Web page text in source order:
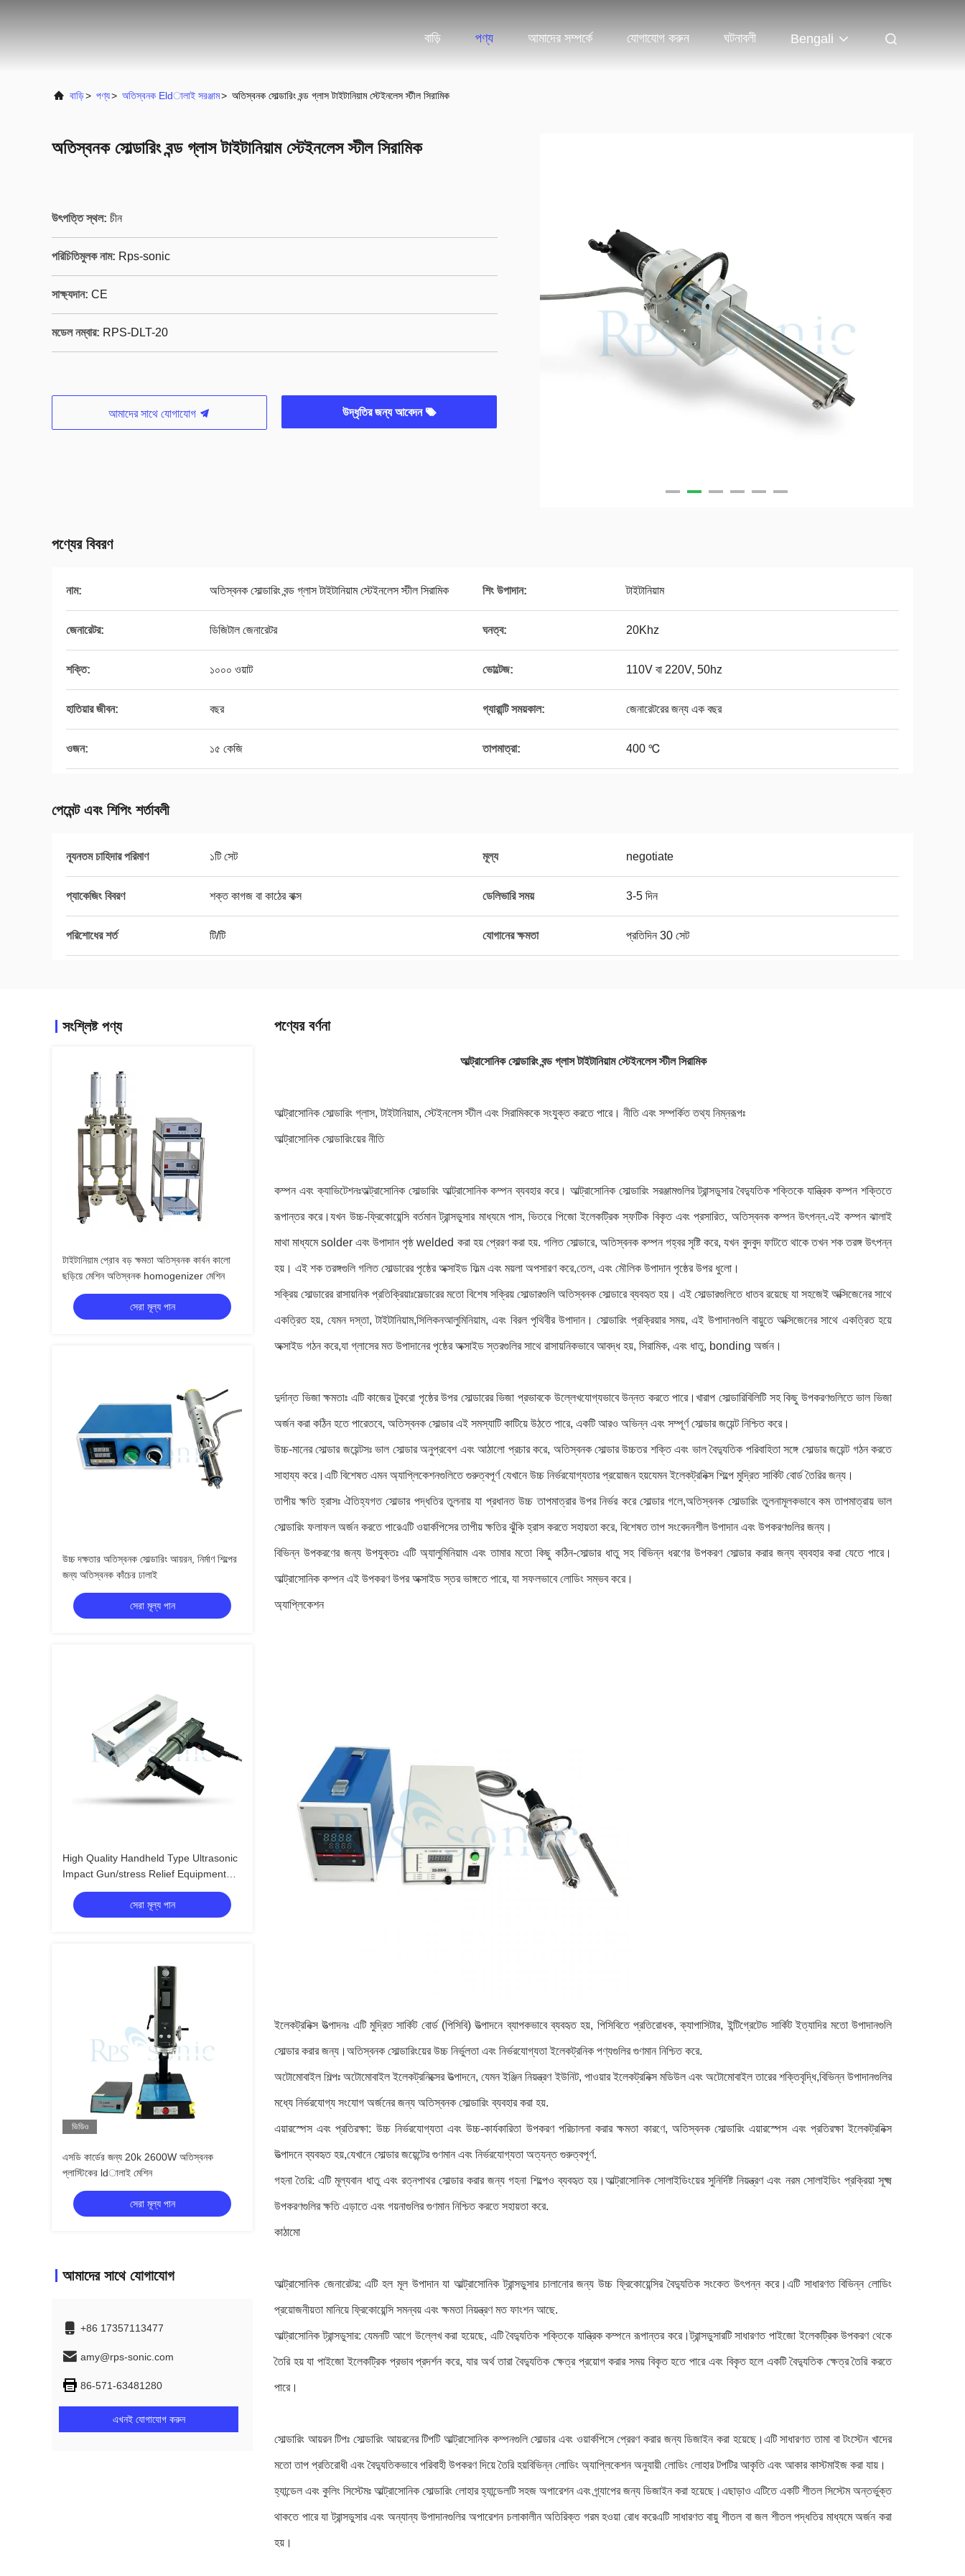
বাড়ি পণ্য আমাদের সম্পর্কে যোগাযোগ করুন ঘটনাবলী Bengali
বাড়ি> পণ্য> অতিস্বনক Eldালাই সরঞ্জাম> অতিস্বনক সোল্ডারিং বন্ড গ্লাস টাইটানিয়াম স্টেইনলেস স্টীল সিরামিক
অতিস্বনক সোল্ডারিং বন্ড গ্লাস টাইটানিয়াম স্টেইনলেস স্টীল সিরামিক
উৎপত্তি স্থল: চীন
পরিচিতিমুলক নাম: Rps-sonic
সাক্ষ্যদান: CE
মডেল নম্বার: RPS-DLT-20
আমাদের সাথে যোগাযোগ উদ্ধৃতির জন্য আবেদন
পণ্যের বিবরণ
নাম: অতিস্বনক সোল্ডারিং বন্ড গ্লাস টাইটানিয়াম স্টেইনলেস স্টীল সিরামিক শিং উপাদান: টাইটানিয়াম
জেনারেটর: ডিজিটাল জেনারেটর ঘনত্ব: 20Khz
শক্তি: ১০০০ ওয়াট ভোল্টেজ: 110V বা 220V, 50hz
হাতিয়ার জীবন: বছর গ্যারান্টি সময়কাল: জেনারেটরের জন্য এক বছর
ওজন: ১৫ কেজি তাপমাত্রা: 400 ℃
পেমেন্ট এবং শিপিং শর্তাবলী
ন্যূনতম চাহিদার পরিমাণ ১টি সেট মূল্য negotiate
প্যাকেজিং বিবরণ শক্ত কাগজ বা কাঠের বাক্স ডেলিভারি সময় 3-5 দিন
পরিশোধের শর্ত টি/টি যোগানের ক্ষমতা প্রতিদিন 30 সেট
সংশ্লিষ্ট পণ্য
টাইটানিয়াম প্রোব বড় ক্ষমতা অতিস্বনক কার্বন কালো
ছড়িয়ে মেশিন অতিস্বনক homogenizer মেশিন
সেরা মূল্য পান
উচ্চ দক্ষতার অতিস্বনক সোল্ডারিং আয়রন, নির্মাণ শিল্পের
জন্য অতিস্বনক কাঁচের ঢালাই
সেরা মূল্য পান
High Quality Handheld Type Ultrasonic
Impact Gun/stress Relief Equipment
Ultrasonic Impact Treatment
সেরা মূল্য পান
ভিডিও
এসডি কার্ডের জন্য 20k 2600W অতিস্বনক
প্লাস্টিকের ldালাই মেশিন
সেরা মূল্য পান
আমাদের সাথে যোগাযোগ
+86 17357113477
amy@rps-sonic.com
86-571-63481280
এখনই যোগাযোগ করুন
পণ্যের বর্ণনা
আল্ট্রাসোনিক সোল্ডারিং বন্ড গ্লাস টাইটানিয়াম স্টেইনলেস স্টীল সিরামিক
আল্ট্রাসোনিক সোল্ডারিং গ্লাস, টাইটানিয়াম, স্টেইনলেস স্টীল এবং সিরামিককে সংযুক্ত করতে পারে। নীতি এবং সম্পর্কিত তথ্য নিম্নরূপঃ
আল্ট্রাসোনিক সোল্ডারিংয়ের নীতি
কম্পন এবং ক্যাভিটেশনঃঅল্ট্রাসোনিক সোল্ডারিং আল্ট্রাসোনিক কম্পন ব্যবহার করে। আল্ট্রাসোনিক সোল্ডারিং সরঞ্জামগুলির ট্রান্সডুসার বৈদ্যুতিক শক্তিকে যান্ত্রিক কম্পন শক্তিতে
রূপান্তর করে।যখন উচ্চ-ফ্রিকোয়েন্সি বর্তমান ট্রান্সডুসার মাধ্যমে পাস, ভিতরে পিজো ইলেকট্রিক স্ফটিক বিকৃত এবং প্রসারিত, অতিস্বনক কম্পন উৎপন্ন.এই কম্পন ঝালাই
মাথা মাধ্যমে solder এবং উপাদান পৃষ্ঠ welded করা হয় প্রেরণ করা হয়. গলিত সোল্ডারে, অতিস্বনক কম্পন গহ্বর সৃষ্টি করে, যখন বুদবুদ ফাটতে থাকে তখন শক তরঙ্গ উৎপন্ন
হয়। এই শক তরঙ্গগুলি গলিত সোল্ডারের পৃষ্ঠের অক্সাইড ফিল্ম এবং ময়লা অপসারণ করে,তেল, এবং মৌলিক উপাদান পৃষ্ঠের উপর ধুলো।
সক্রিয় সোল্ডারের রাসায়নিক প্রতিক্রিয়াঃসেল্ডারের মতো বিশেষ সক্রিয় সোল্ডারগুলি অতিস্বনক সোল্ডারে ব্যবহৃত হয়। এই সোল্ডারগুলিতে ধাতব রয়েছে যা সহজেই অক্সিজেনের সাথে
একত্রিত হয়, যেমন দস্তা, টাইটানিয়াম,সিলিকনআলুমিনিয়াম, এবং বিরল পৃথিবীর উপাদান। সোল্ডারিং প্রক্রিয়ার সময়, এই উপাদানগুলি বায়ুতে অক্সিজেনের সাথে একত্রিত হয়ে
অক্সাইড গঠন করে,যা গ্লাসের মত উপাদানের পৃষ্ঠের অক্সাইড স্তরগুলির সাথে রাসায়নিকভাবে আবদ্ধ হয়, সিরামিক, এবং ধাতু, bonding অর্জন।
দুর্দান্ত ভিজা ক্ষমতাঃ এটি কাজের টুকরো পৃষ্ঠের উপর সোল্ডারের ভিজা প্রভাবকে উল্লেখযোগ্যভাবে উন্নত করতে পারে।খারাপ সোল্ডারিবিলিটি সহ কিছু উপকরণগুলিতে ভাল ভিজা
অর্জন করা কঠিন হতে পারেতবে, অতিস্বনক সোল্ডার এই সমস্যাটি কাটিয়ে উঠতে পারে, একটি আরও অভিন্ন এবং সম্পূর্ণ সোল্ডার জয়েন্ট নিশ্চিত করে।
উচ্চ-মানের সোল্ডার জয়েন্টসঃ ভাল সোল্ডার অনুপ্রবেশ এবং আঠালো প্রচার করে, অতিস্বনক সোল্ডার উচ্চতর শক্তি এবং ভাল বৈদ্যুতিক পরিবাহিতা সঙ্গে সোল্ডার জয়েন্ট গঠন করতে
সাহায্য করে।এটি বিশেষত এমন অ্যাপ্লিকেশনগুলিতে গুরুত্বপূর্ণ যেখানে উচ্চ নির্ভরযোগ্যতার প্রয়োজন হয়যেমন ইলেকট্রনিক্স শিল্পে মুদ্রিত সার্কিট বোর্ড তৈরির জন্য।
তাপীয় ক্ষতি হ্রাসঃ ঐতিহ্যগত সোল্ডার পদ্ধতির তুলনায় যা প্রধানত উচ্চ তাপমাত্রার উপর নির্ভর করে সোল্ডার গলে,অতিস্বনক সোল্ডারিং তুলনামূলকভাবে কম তাপমাত্রায় ভাল
সোল্ডারিং ফলাফল অর্জন করতে পারেএটি ওয়ার্কপিসের তাপীয় ক্ষতির ঝুঁকি হ্রাস করতে সহায়তা করে, বিশেষত তাপ সংবেদনশীল উপাদান এবং উপকরণগুলির জন্য।
বিভিন্ন উপকরণের জন্য উপযুক্তঃ এটি অ্যালুমিনিয়াম এবং তামার মতো কিছু কঠিন-সোল্ডার ধাতু সহ বিভিন্ন ধরণের উপকরণ সোল্ডার করার জন্য ব্যবহার করা যেতে পারে।
আল্ট্রাসোনিক কম্পন এই উপকরণ উপর অক্সাইড স্তর ভাঙ্গতে পারে, যা সফলভাবে লোডিং সম্ভব করে।
অ্যাপ্লিকেশন
ইলেকট্রনিক্স উত্পাদনঃ এটি মুদ্রিত সার্কিট বোর্ড (পিসিবি) উত্পাদনে ব্যাপকভাবে ব্যবহৃত হয়, পিসিবিতে প্রতিরোধক, ক্যাপাসিটার, ইন্টিগ্রেটেড সার্কিট ইত্যাদির মতো উপাদানগুলি
সোল্ডার করার জন্য।অতিস্বনক সোল্ডারিংয়ের উচ্চ নির্ভুলতা এবং নির্ভরযোগ্যতা ইলেকট্রনিক পণ্যগুলির গুণমান নিশ্চিত করে.
অটোমোবাইল শিল্পঃ অটোমোবাইল ইলেকট্রনিক্সের উত্পাদনে, যেমন ইঞ্জিন নিয়ন্ত্রণ ইউনিট, পাওয়ার ইলেকট্রনিক্স মডিউল এবং অটোমোবাইল তারের শক্তিবৃদ্ধি,বিভিন্ন উপাদানগুলির
মধ্যে নির্ভরযোগ্য সংযোগ অর্জনের জন্য অতিস্বনক সোল্ডারিং ব্যবহার করা হয়.
এয়ারস্পেস এবং প্রতিরক্ষা: উচ্চ নির্ভরযোগ্যতা এবং উচ্চ-কার্যকারিতা উপকরণ পরিচালনা করার ক্ষমতা কারণে, অতিস্বনক সোল্ডারিং এয়ারস্পেস এবং প্রতিরক্ষা ইলেকট্রনিক্স
উত্পাদনে ব্যবহৃত হয়,যেখানে সোল্ডার জয়েন্টের গুণমান এবং নির্ভরযোগ্যতা অত্যন্ত গুরুত্বপূর্ণ.
গহনা তৈরি: এটি মূল্যবান ধাতু এবং রত্নপাথর সোল্ডার করার জন্য গহনা শিল্পেও ব্যবহৃত হয়।আল্ট্রাসোনিক সোলাইডিংয়ের সুনির্দিষ্ট নিয়ন্ত্রণ এবং নরম সোলাইডিং প্রক্রিয়া সূক্ষ্ম
উপকরণগুলির ক্ষতি এড়াতে এবং গয়নাগুলির গুণমান নিশ্চিত করতে সহায়তা করে.
কাঠামো
আল্ট্রাসোনিক জেনারেটর: এটি হল মূল উপাদান যা আল্ট্রাসোনিক ট্রান্সডুসার চালানোর জন্য উচ্চ ফ্রিকোয়েন্সির বৈদ্যুতিক সংকেত উৎপন্ন করে।এটি সাধারণত বিভিন্ন লোডিং
প্রয়োজনীয়তা মানিয়ে ফ্রিকোয়েন্সি সমন্বয় এবং ক্ষমতা নিয়ন্ত্রণ মত ফাংশন আছে.
আল্ট্রাসোনিক ট্রান্সডুসার: যেমনটি আগে উল্লেখ করা হয়েছে, এটি বৈদ্যুতিক শক্তিকে যান্ত্রিক কম্পনে রূপান্তর করে।ট্রান্সডুসারটি সাধারণত পাইজো ইলেকট্রিক উপকরণ থেকে
তৈরি হয় যা পাইজো ইলেকট্রিক প্রভাব প্রদর্শন করে, যার অর্থ তারা বৈদ্যুতিক ক্ষেত্র প্রয়োগ করার সময় বিকৃত হতে পারে এবং বিকৃত হলে একটি বৈদ্যুতিক ক্ষেত্র তৈরি করতে
পারে।
সোল্ডারিং আয়রন টিপঃ সোল্ডারিং আয়রনের টিপটি আল্ট্রাসোনিক কম্পনগুলি সোল্ডার এবং ওয়ার্কপিসে প্রেরণ করার জন্য ডিজাইন করা হয়েছে।এটি সাধারণত তামা বা টংস্টেন খাদের
মতো তাপ প্রতিরোধী এবং বৈদ্যুতিকভাবে পরিবাহী উপকরণ দিয়ে তৈরি হয়বিভিন্ন লোডিং অ্যাপ্লিকেশন অনুযায়ী লোডিং লোহার টপটির আকৃতি এবং আকার কাস্টমাইজ করা যায়।
হ্যান্ডেল এবং কুলিং সিস্টেমঃ আল্ট্রাসোনিক সোল্ডারিং লোহার হ্যান্ডেলটি সহজ অপারেশন এবং গ্র্যাপের জন্য ডিজাইন করা হয়েছে।এছাড়াও এটিতে একটি শীতল সিস্টেম অন্তর্ভুক্ত
থাকতে পারে যা ট্রান্সডুসার এবং অন্যান্য উপাদানগুলির অপারেশন চলাকালীন অতিরিক্ত গরম হওয়া রোধ করেএটি সাধারণত বায়ু শীতল বা জল শীতল পদ্ধতির মাধ্যমে অর্জন করা
হয়।